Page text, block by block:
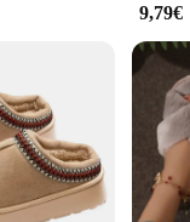
product at an
to cater to various
Pantofole da donna.
9,79€